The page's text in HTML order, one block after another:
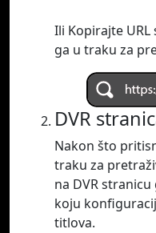
Ili Kopirajte
ga u traku za
DVR
Nakon što
traku za
na DVR
koju
titlova.